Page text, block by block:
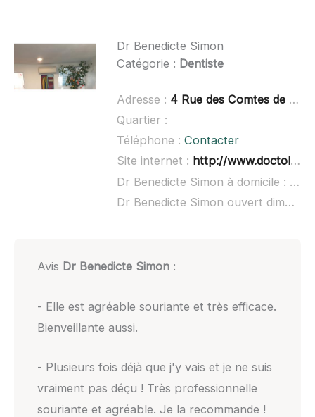
Dr Benedicte Simon
Catégorie : Dentiste
Adresse : 4 Rue des Comtes de Melgueil, 34270 Saint-Mathieu-de-Tréviers
Quartier :
Téléphone : Contacter
Site internet : http://www.doctolib.fr/dentiste/saint-mathieu-de-treviers/benedicte-simon
Dr Benedicte Simon à domicile :
non
Dr Benedicte Simon ouvert dimanche :
Avis Dr Benedicte Simon:
- Elle est agréable souriante et très efficace.
Bienveillante aussi.
- Plusieurs fois déjà que j'y vais et je ne suis
vraiment pas déçu ! Très professionnelle
souriante et agréable. Je la recommande !